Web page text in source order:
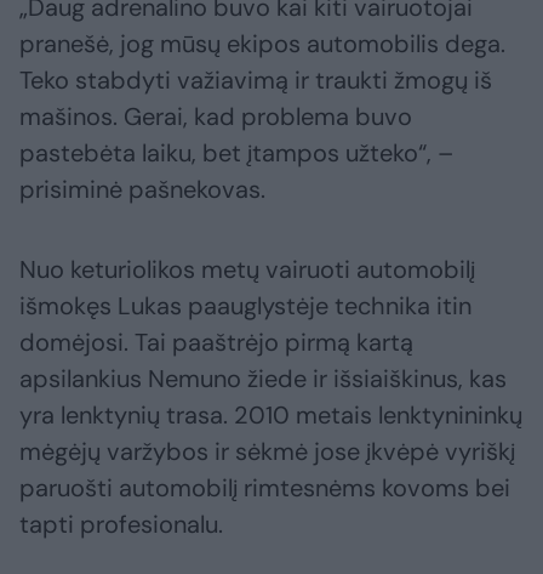
„Daug adrenalino buvo kai kiti vairuotojai
pranešė, jog mūsų ekipos automobilis dega.
Teko stabdyti važiavimą ir traukti žmogų iš
mašinos. Gerai, kad problema buvo
pastebėta laiku, bet įtampos užteko“, –
prisiminė pašnekovas.
Nuo keturiolikos metų vairuoti automobilį
išmokęs Lukas paauglystėje technika itin
domėjosi. Tai paaštrėjo pirmą kartą
apsilankius Nemuno žiede ir išsiaiškinus, kas
yra lenktynių trasa. 2010 metais lenktynininkų
mėgėjų varžybos ir sėkmė jose įkvėpė vyriškį
paruošti automobilį rimtesnėms kovoms bei
tapti profesionalu.